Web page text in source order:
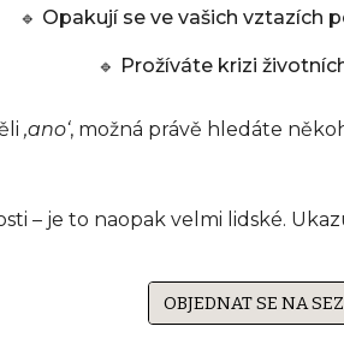
🔹 Opakují se ve vašich vztazích
🔹 Prožíváte krizi
‚ano‘, možná právě hledáte
– je to naopak velmi lidské.
OBJEDNAT SE NA